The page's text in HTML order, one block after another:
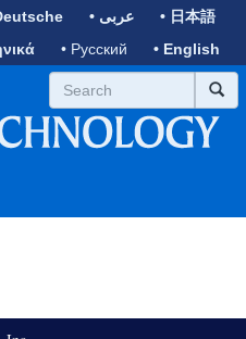
• عربى
• 日本語
• Русский • English